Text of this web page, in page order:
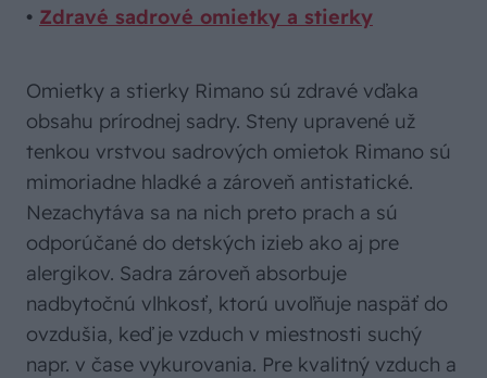
• Zdravé sadrové omietky a stierky
Omietky a stierky Rimano sú zdravé vďaka
obsahu prírodnej sadry. Steny upravené už
tenkou vrstvou sadrových omietok Rimano sú
mimoriadne hladké a zároveň antistatické.
Nezachytáva sa na nich preto prach a sú
odporúčané do detských izieb ako aj pre
alergikov. Sadra zároveň absorbuje
nadbytočnú vlhkosť, ktorú uvoľňuje naspäť do
ovzdušia, keď je vzduch v miestnosti suchý
napr. v čase vykurovania. Pre kvalitný vzduch a